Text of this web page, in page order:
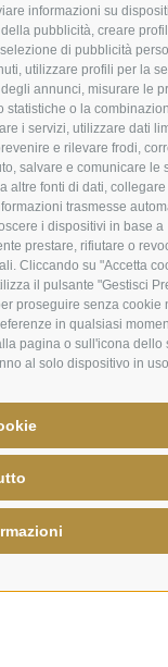
informazioni su
pubblicità, creare
di pubblicità
utilizzare profili per la
annunci, misurare le
statistiche o la
i servizi, utilizzare dati
e rilevare frodi,
salvare e comunicare le
altre fonti di dati,
trasmesse
i dispositivi in base a
prestare, rifiutare o
Cliccando su "Accetta
il pulsante "Gestisci
proseguire senza cookie
in qualsiasi
pagina o sull'icona dello
al solo dispositivo in